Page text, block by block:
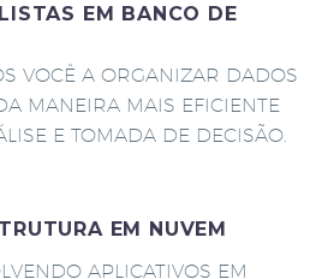
EM BANCO DE
VOCÊ A ORGANIZAR DADOS
MANEIRA MAIS EFICIENTE
E TOMADA DE DECISÃO.
EM NUVEM
APLICATIVOS EM